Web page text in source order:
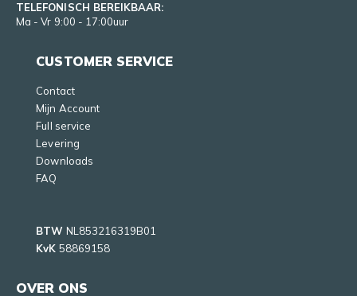
TELEFONISCH BEREIKBAAR:
Ma - Vr 9:00 - 17:00uur
CUSTOMER SERVICE
Contact
Mijn Account
Full service
Levering
Downloads
FAQ
BTW NL853216319B01
KvK 58869158
OVER ONS